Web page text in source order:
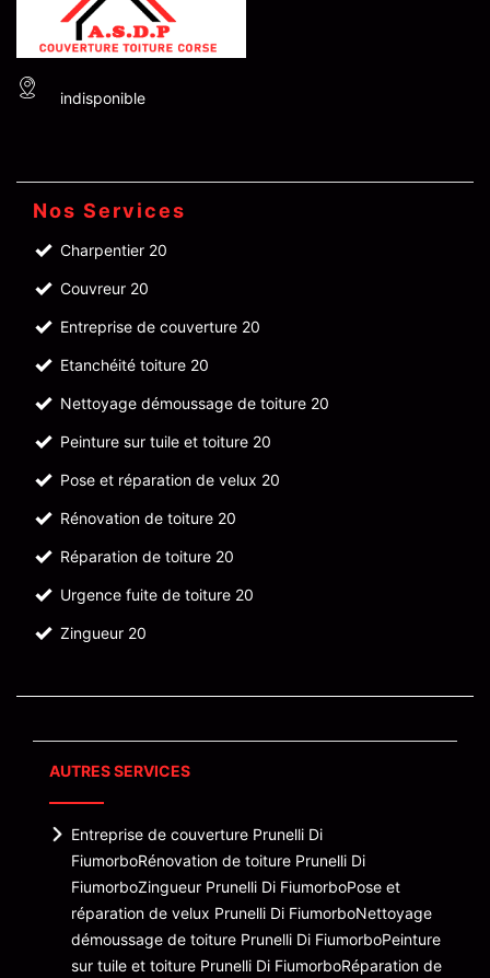
indisponible
Nos Services
Charpentier 20
Couvreur 20
Entreprise de couverture 20
Etanchéité toiture 20
Nettoyage démoussage de toiture 20
Peinture sur tuile et toiture 20
Pose et réparation de velux 20
Rénovation de toiture 20
Réparation de toiture 20
Urgence fuite de toiture 20
Zingueur 20
AUTRES SERVICES
Entreprise de couverture Prunelli Di
FiumorboRénovation de toiture Prunelli Di
FiumorboZingueur Prunelli Di FiumorboPose et
réparation de velux Prunelli Di FiumorboNettoyage
démoussage de toiture Prunelli Di FiumorboPeinture
sur tuile et toiture Prunelli Di FiumorboRéparation de